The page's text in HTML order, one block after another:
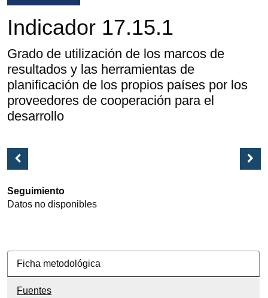
Indicador 17.15.1
Grado de utilización de los marcos de
resultados y las herramientas de
planificación de los propios países por los
proveedores de cooperación para el
desarrollo
Seguimiento
Datos no disponibles
Ficha metodológica
Fuentes